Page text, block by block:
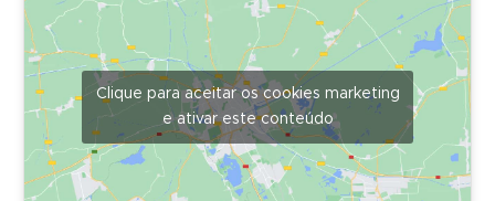
Clique para aceitar os cookies marketing
e ativar este conteúdo